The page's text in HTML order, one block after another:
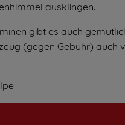
ausklingen.
gibt es auch
(gegen Gebühr) auch